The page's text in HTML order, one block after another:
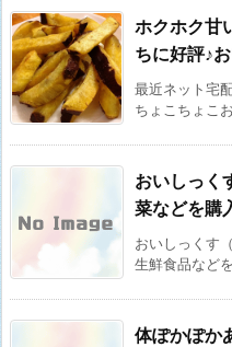
ホクホク甘
ちに好評♪
最近ネット宅
ちょこちょこ
おいしっく
菜などを購
おいしっくす
生鮮食品など
体ぽかぽか